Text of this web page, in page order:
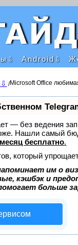
Android
/Microsoft Office
— без ведения
Нашли самый
бесплатно.
который
им о
кэшбэк и
больше